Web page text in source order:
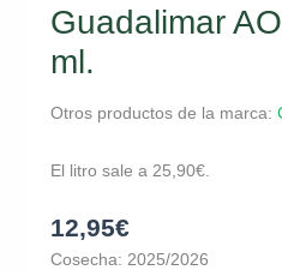
Guadalimar
ml.
Otros productos de la marca:
El litro sale a 25,90€.
12,95€
Cosecha: 2025/2026